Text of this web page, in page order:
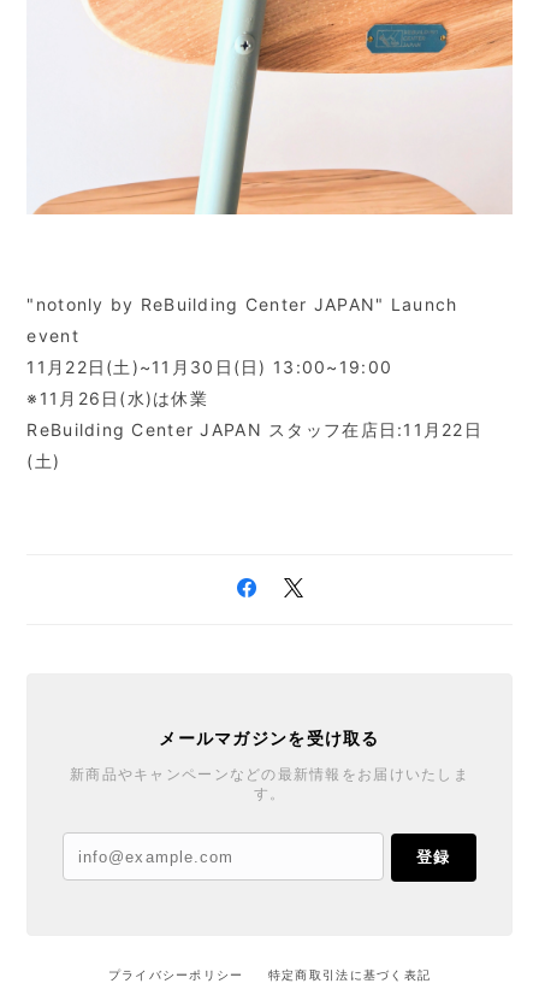
"notonly by ReBuilding Center JAPAN" Launch
event
11月22日(土)~11月30日(日) 13:00~19:00
※11月26日(水)は休業
ReBuilding Center JAPAN スタッフ在店日:11月22日
(土)
メールマガジンを受け取る
新商品やキャンペーンなどの最新情報をお届けいたしま
す。
登録
プライバシーポリシー 特定商取引法に基づく表記